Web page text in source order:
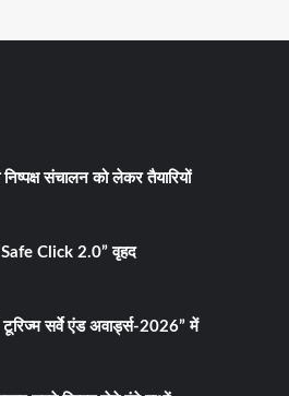
संचालन को लेकर तैयारियों
Click 2.0” वृहद
टूरिज्म सर्वे एंड अवार्ड्स-2026” में